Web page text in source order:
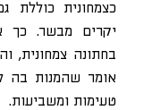
כצמחונית כוללת
יקרים מבשר. כך
בחתונה צמחונית,
אומר שהמנות בה
טעימות ומשביעות.